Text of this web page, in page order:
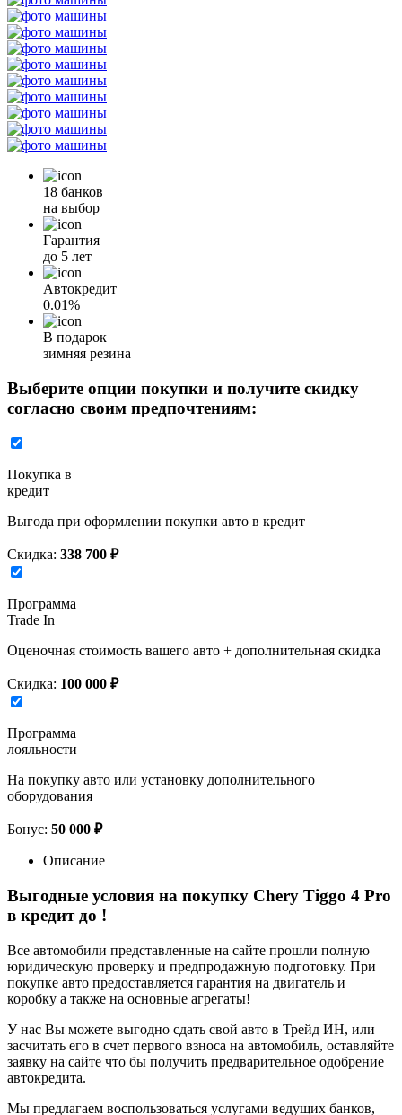
18 банков
на выбор
Гарантия
до 5 лет
Автокредит
0.01%
В подарок
зимняя резина
Выберите опции покупки и получите скидку
согласно своим предпочтениям:
Покупка в
кредит
Выгода при оформлении покупки авто в кредит
Скидка: 338 700 ₽
Программа
Trade In
Оценочная стоимость вашего авто + дополнительная скидка
Скидка: 100 000 ₽
Программа
лояльности
На покупку авто или установку дополнительного
оборудования
Бонус: 50 000 ₽
Описание
Выгодные условия на покупку Chery Tiggo 4 Pro
в кредит до !
Все автомобили представленные на сайте прошли полную
юридическую проверку и предпродажную подготовку. При
покупке авто предоставляется гарантия на двигатель и
коробку а также на основные агрегаты!
У нас Вы можете выгодно сдать свой авто в Трейд ИН, или
засчитать его в счет первого взноса на автомобиль, оставляйте
заявку на сайте что бы получить предварительное одобрение
автокредита.
Мы предлагаем воспользоваться услугами ведущих банков,